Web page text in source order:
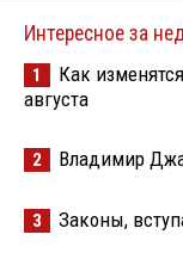
Интересное за
1
Как
августа
2 Владимир
3 Законы,